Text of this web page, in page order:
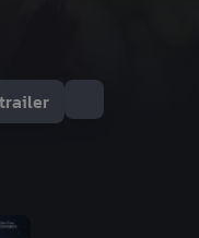
a
udělat
Proktor,
a Líza.
vynalezl
asistenta